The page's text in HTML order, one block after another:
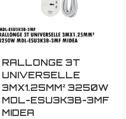
RALLONGE 3T
UNIVERSELLE
3MX1.25MM² 3250W
MDL-ESU3K3B-3MF
MIDEA